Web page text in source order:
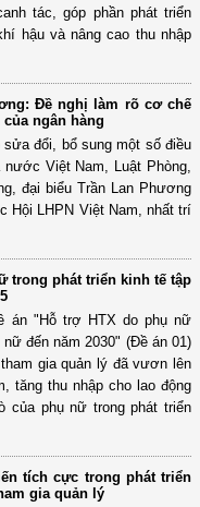
tác, góp phần phát triển
hậu và nâng cao thu nhập
Đề nghị làm rõ cơ chế
ngân hàng
đổi, bổ sung một số điều
Việt Nam, Luật Phòng,
đại biểu Trần Lan Phương
Hội LHPN Việt Nam, nhất trí
trong phát triển kinh tế tập
án "Hỗ trợ HTX do phụ nữ
đến năm 2030" (Đề án 01)
gia quản lý đã vươn lên
tăng thu nhập cho lao động
của phụ nữ trong phát triển
tích cực trong phát triển
gia quản lý